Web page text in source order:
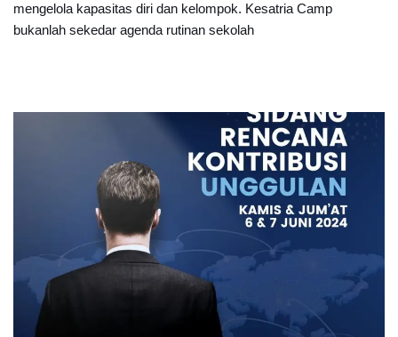
mengelola kapasitas diri dan kelompok. Kesatria Camp
bukanlah sekedar agenda rutinan sekolah